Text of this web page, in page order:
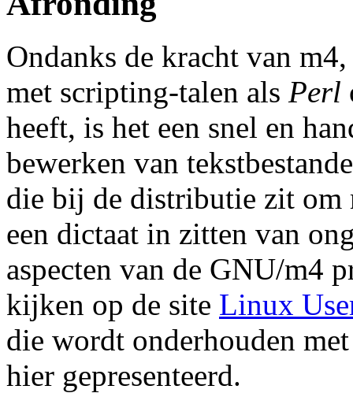
Ondanks de kracht van
met scripting-talen als Perl
heeft, is het een snel en
bewerken van
die bij de distributie zit om
een dictaat in zitten van
aspecten van de GNU/m4
kijken op de site Linux
die wordt onderhouden
hier gepresenteerd.